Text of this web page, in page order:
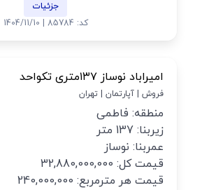
جزئیات
کد: 85784 | 1404/11/10
امیراباد نوساز ۱۳۷متری تکواحد
فروش | آپارتمان | تهران
منطقه: فاطمی
زیربنا: 137 متر
عمربنا: نوساز
قیمت کل: 32,880,000,000
قیمت هر مترمربع: 240,000,000